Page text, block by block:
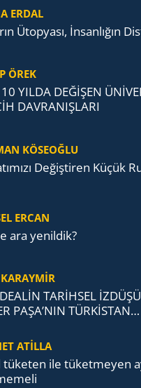
ERDAL
Ütopyası, İnsanlığın
ÖREK
YILDA DEĞİŞEN
DAVRANIŞLARI
KÖSEOĞLU
De­ğiş­ti­ren Küçük
ERCAN
ara yenildik?
TARİHSEL
PAŞA’NIN TÜRKİSTAN
UZANAN MİRASI
ATİLLA
tü­ke­ten ile tü­ket­me­yen